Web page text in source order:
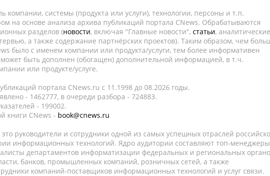
компании, системы (продукта или услуги), технологии, персоны и т.п.
на основе анализа архива публикаций портала CNews. Обрабатываются
разделов (новости, включая "Главные новости", статьи, аналитические
а также содержание партнёрских проектов). Таким образом, чем
было с именем компании или продукта/услуги, тем более информативен
быть дополнен (обогащен) дополнительной информацией, в т.ч.
или продукте/услуге.
портала CNews.ru c 11.1998 до 08.2026 годы.
- 1462777, в очереди разбора - 724883.
- 199002.
книги CNews - book@cnews.ru
руководители и сотрудники одной из самых успешных отраслей
информационных технологий. Ядро аудитории составляют топ-
департаментов информатизации федеральных и региональных
банков, промышленных компаний, розничных сетей, а также
компаний-поставщиков информационных технологий и услуг связи.